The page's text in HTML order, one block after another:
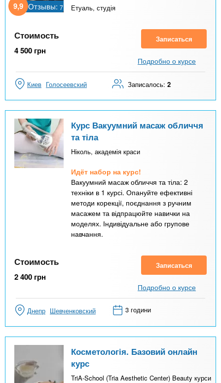
9,9 Отзывы: 7 Етуаль, студія
Стоимость
4 500 грн
Записаться
Подробно о курсе
Киев Голосеевский Записалось: 2
Курс Вакуумний масаж обличчя
та тіла
Ніколь, академія краси
Идёт набор на курс!
Вакуумний масаж обличчя та тіла: 2
техніки в 1 курсі. Опануйте ефективні
методи корекції, поєднання з ручним
масажем та відпрацюйте навички на
моделях. Індивідуальне або групове
навчання.
Стоимость
2 400 грн
Записаться
Подробно о курсе
Днепр Шевченковский 3 години
Косметологія. Базовий онлайн
курс
TriA-School (Tria Aesthetic Center) Beauty курси